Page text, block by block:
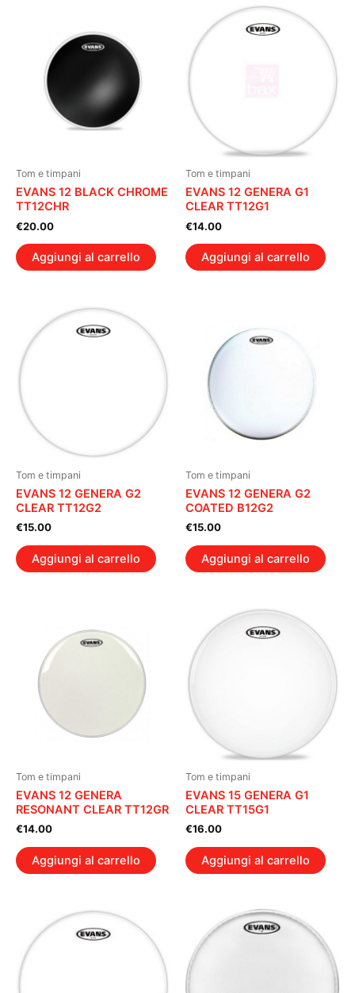
Tom e timpani
EVANS 12 BLACK CHROME
TT12CHR
€20.00
Aggiungi al carrello
Tom e timpani
EVANS 12 GENERA G1
CLEAR TT12G1
€14.00
Aggiungi al carrello
Tom e timpani
EVANS 12 GENERA G2
CLEAR TT12G2
€15.00
Aggiungi al carrello
Tom e timpani
EVANS 12 GENERA G2
COATED B12G2
€15.00
Aggiungi al carrello
Tom e timpani
EVANS 12 GENERA
RESONANT CLEAR TT12GR
€14.00
Aggiungi al carrello
Tom e timpani
EVANS 15 GENERA G1
CLEAR TT15G1
€16.00
Aggiungi al carrello